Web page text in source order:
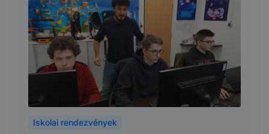
Iskolai rendezvények